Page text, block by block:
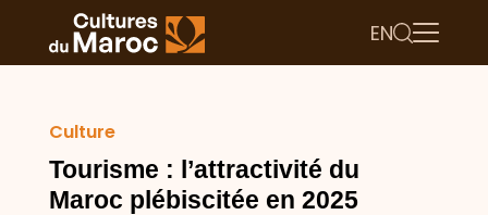
EN
Culture
Tourisme : l’attractivité du
Maroc plébiscitée en 2025